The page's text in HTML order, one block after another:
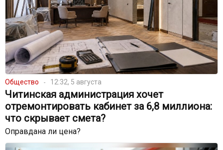
Общество 12:32, 5 августа
Читинская администрация хочет
отремонтировать кабинет за 6,8 миллиона:
что скрывает смета?
Оправдана ли цена?